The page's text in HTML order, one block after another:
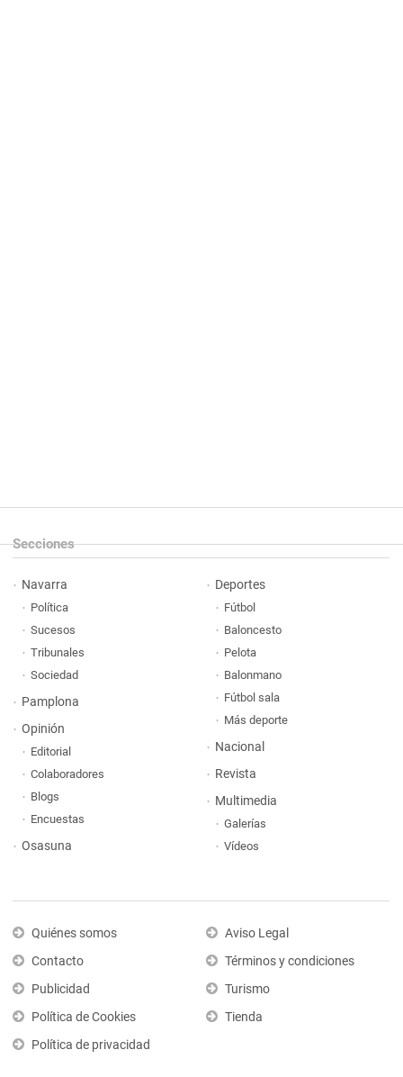
Secciones
Navarra
Política
Sucesos
Tribunales
Sociedad
Pamplona
Opinión
Editorial
Colaboradores
Blogs
Encuestas
Osasuna
Deportes
Fútbol
Baloncesto
Pelota
Balonmano
Fútbol sala
Más deporte
Nacional
Revista
Multimedia
Galerías
Vídeos
Quiénes somos
Contacto
Publicidad
Política de Cookies
Política de privacidad
Aviso Legal
Términos y condiciones
Turismo
Tienda